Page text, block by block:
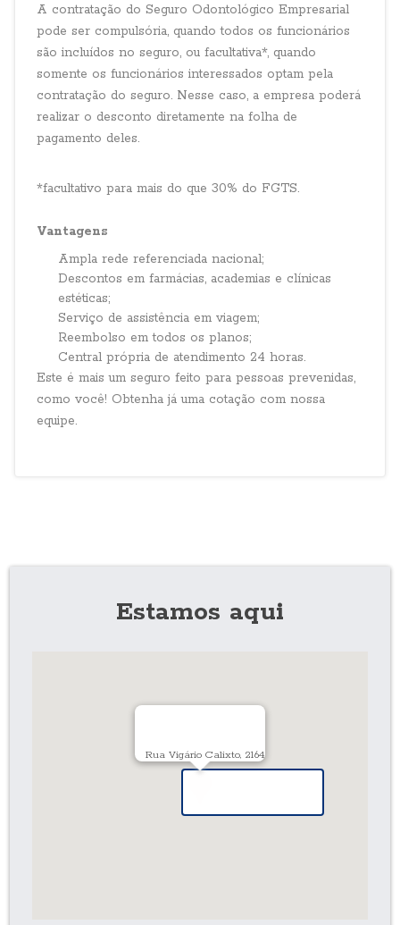
A contratação do Seguro Odontológico Empresarial
pode ser compulsória, quando todos os funcionários
são incluídos no seguro, ou facultativa*, quando
somente os funcionários interessados optam pela
contratação do seguro. Nesse caso, a empresa poderá
realizar o desconto diretamente na folha de
pagamento deles.
*facultativo para mais do que 30% do FGTS.
Vantagens
Ampla rede referenciada nacional;
Descontos em farmácias, academias e clínicas
estéticas;
Serviço de assistência em viagem;
Reembolso em todos os planos;
Central própria de atendimento 24 horas.
Este é mais um seguro feito para pessoas prevenidas,
como você! Obtenha já uma cotação com nossa
equipe.
Estamos aqui
Rua Vigário Calixto, 2164